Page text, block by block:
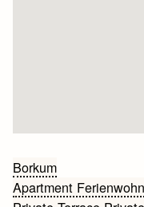
Bericht
navigatie
Borkum
Apartment